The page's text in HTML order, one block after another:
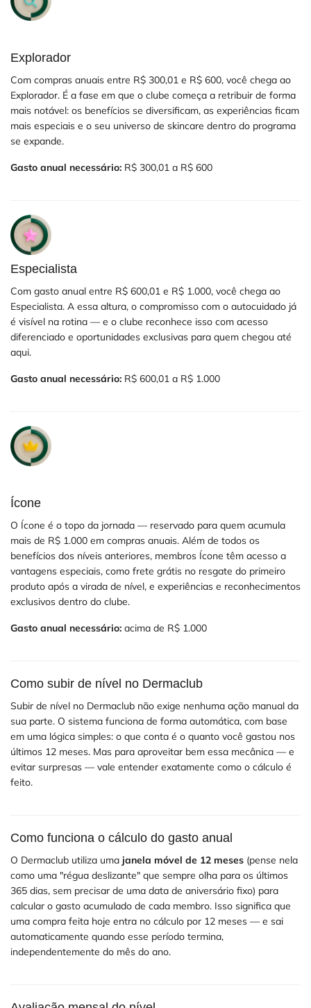
Explorador
Com compras anuais entre R$ 300,01 e R$ 600, você chega ao
Explorador. É a fase em que o clube começa a retribuir de forma
mais notável: os benefícios se diversificam, as experiências ficam
mais especiais e o seu universo de skincare dentro do programa
se expande.
Gasto anual necessário: R$ 300,01 a R$ 600
Especialista
Com gasto anual entre R$ 600,01 e R$ 1.000, você chega ao
Especialista. A essa altura, o compromisso com o autocuidado já
é visível na rotina — e o clube reconhece isso com acesso
diferenciado e oportunidades exclusivas para quem chegou até
aqui.
Gasto anual necessário: R$ 600,01 a R$ 1.000
Ícone
O Ícone é o topo da jornada — reservado para quem acumula
mais de R$ 1.000 em compras anuais. Além de todos os
benefícios dos níveis anteriores, membros Ícone têm acesso a
vantagens especiais, como frete grátis no resgate do primeiro
produto após a virada de nível, e experiências e reconhecimentos
exclusivos dentro do clube.
Gasto anual necessário: acima de R$ 1.000
Como subir de nível no Dermaclub
Subir de nível no Dermaclub não exige nenhuma ação manual da
sua parte. O sistema funciona de forma automática, com base
em uma lógica simples: o que conta é o quanto você gastou nos
últimos 12 meses. Mas para aproveitar bem essa mecânica — e
evitar surpresas — vale entender exatamente como o cálculo é
feito.
Como funciona o cálculo do gasto anual
O Dermaclub utiliza uma janela móvel de 12 meses (pense nela
como uma "régua deslizante" que sempre olha para os últimos
365 dias, sem precisar de uma data de aniversário fixo) para
calcular o gasto acumulado de cada membro. Isso significa que
uma compra feita hoje entra no cálculo por 12 meses — e sai
automaticamente quando esse período termina,
independentemente do mês do ano.